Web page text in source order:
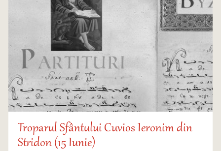
Troparul Sfântului Cuvios Ieronim din
Stridon (15 Iunie)